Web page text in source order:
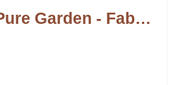
Composteur Pure Garden - Fabrication française